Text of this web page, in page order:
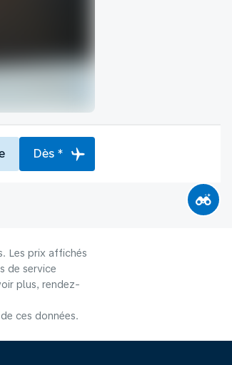
Dès *
Les prix affichés
de service
plus, rendez-
ces données.